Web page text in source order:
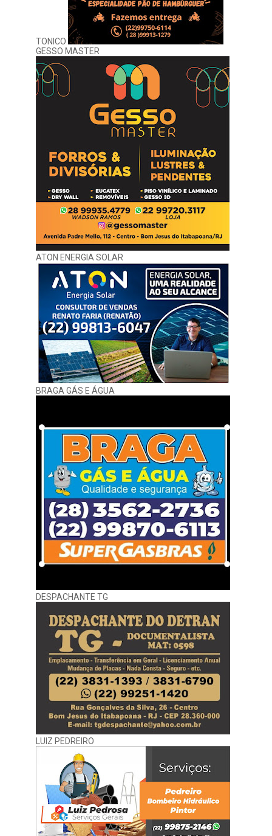
TONICO
GESSO MASTER
ATON ENERGIA SOLAR
BRAGA GÁS E ÁGUA
DESPACHANTE TG
LUIZ PEDREIRO